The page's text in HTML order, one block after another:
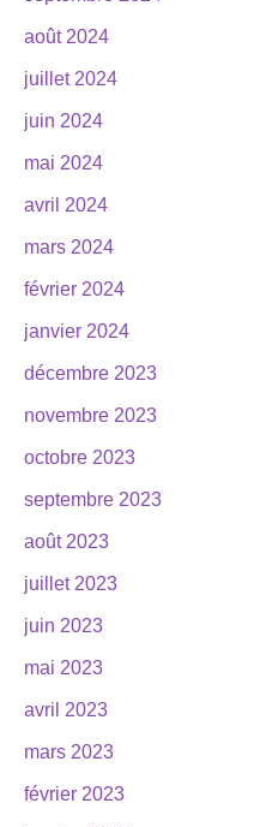
août 2024
juillet 2024
juin 2024
mai 2024
avril 2024
mars 2024
février 2024
janvier 2024
décembre 2023
novembre 2023
octobre 2023
septembre 2023
août 2023
juillet 2023
juin 2023
mai 2023
avril 2023
mars 2023
février 2023